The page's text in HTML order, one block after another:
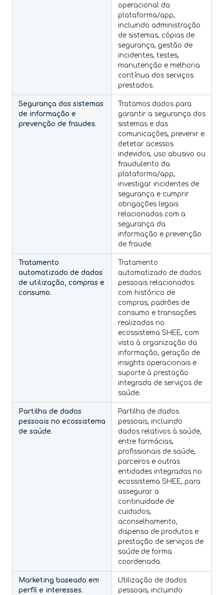
operacional da
plataforma/app,
incluindo administração
de sistemas, cópias de
segurança, gestão de
incidentes, testes,
manutenção e melhoria
contínua dos serviços
prestados.
Segurança dos sistemas
de informação e
prevenção de fraudes.
Tratamos dados para
garantir a segurança dos
sistemas e das
comunicações, prevenir e
detetar acessos
indevidos, uso abusivo ou
fraudulento da
plataforma/app,
investigar incidentes de
segurança e cumprir
obrigações legais
relacionadas com a
segurança da
informação e prevenção
de fraude.
Tratamento
automatizado de dados
de utilização, compras e
consumo.
Tratamento
automatizado de dados
pessoais relacionados
com histórico de
compras, padrões de
consumo e transações
realizadas no
ecossistema SHEE, com
vista à organização da
informação, geração de
insights operacionais e
suporte à prestação
integrada de serviços de
saúde.
Partilha de dados
pessoais no ecossistema
de saúde.
Partilha de dados
pessoais, incluindo
dados relativos à saúde,
entre farmácias,
profissionais de saúde,
parceiros e outras
entidades integradas no
ecossistema SHEE, para
assegurar a
continuidade de
cuidados,
aconselhamento,
dispensa de produtos e
prestação de serviços de
saúde de forma
coordenada.
Marketing baseado em
perfil e interesses.
Utilização de dados
pessoais, incluindo